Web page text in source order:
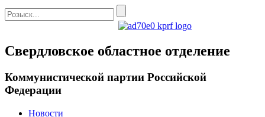
Свердловское областное отделение
Коммунистической партии Российской
Федерации
Новости